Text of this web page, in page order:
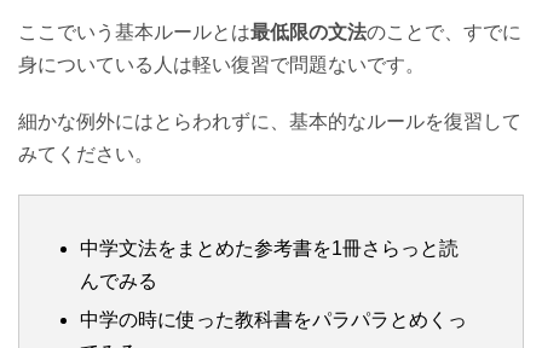
ここでいう基本ルールとは最低限の文法のことで、すでに
身についている人は軽い復習で問題ないです。
細かな例外にはとらわれずに、基本的なルールを復習して
みてください。
中学文法をまとめた参考書を1冊さらっと読
んでみる
中学の時に使った教科書をパラパラとめくっ